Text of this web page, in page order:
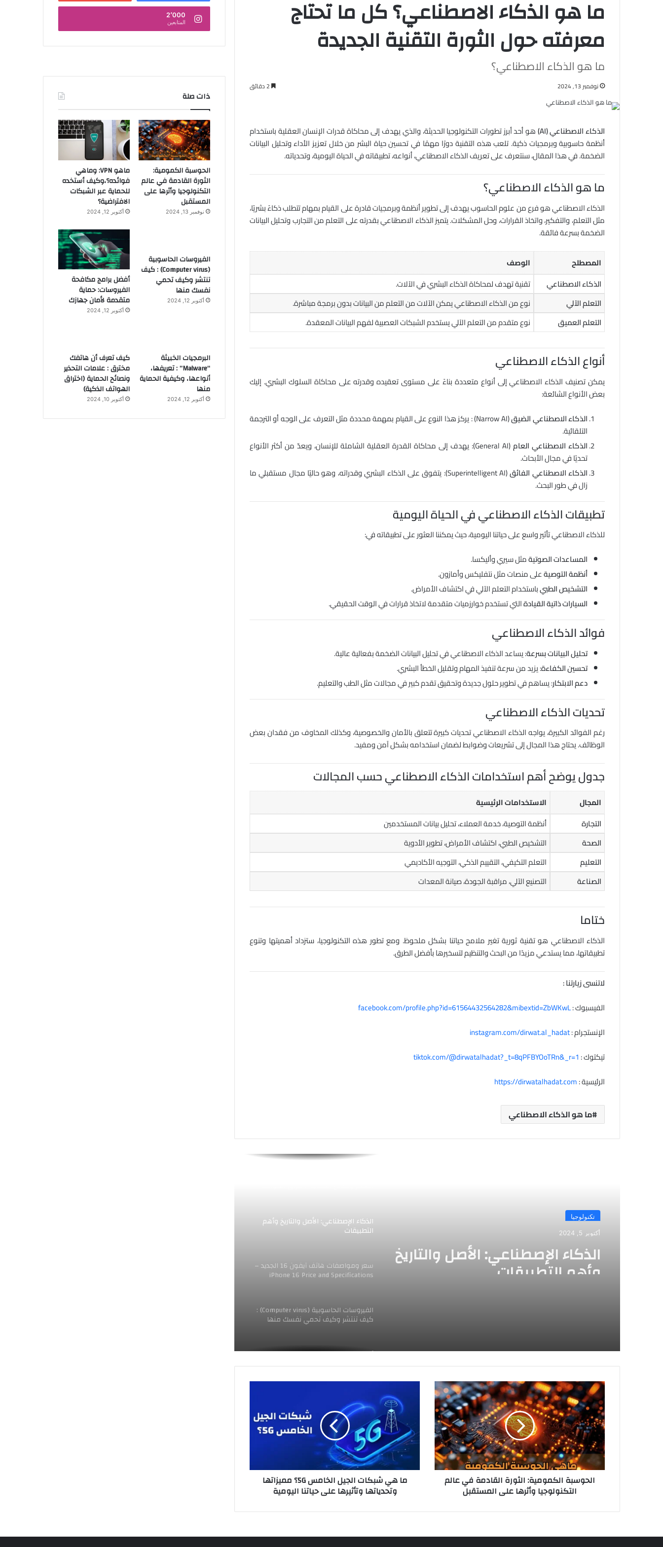
ما هو الذكاء الاصطناعي؟ كل ما تحتاج
معرفته حول الثورة التقنية الجديدة
ما هو الذكاء الاصطناعي؟
نوفمبر 13, 2024
الذكاء الاصطناعي (AI)
هو أحد أبرز تطورات التكنولوجيا الحديثة، والذي يهدف إلى محاكاة قدرات الإنسان العقلية باستخدام
أنظمة حاسوبية وبرمجيات ذكية. تلعب هذه التقنية دورًا مهمًا في تحسين حياة البشر من خلال تعزيز الأداء وتحليل البيانات
الضخمة. في هذا المقال، سنتعرف على تعريف الذكاء الاصطناعي، أنواعه، تطبيقاته في الحياة اليومية، وتحدياته.
ما هو الذكاء الاصطناعي؟
الذكاء الاصطناعي هو فرع من علوم الحاسوب يهدف إلى تطوير أنظمة وبرمجيات قادرة على القيام بمهام تتطلب ذكاءً بشريًا،
مثل التعلم، والتفكير، واتخاذ القرارات، وحل المشكلات. يتميز الذكاء الاصطناعي بقدرته على التعلم من التجارب وتحليل البيانات
الضخمة بسرعة فائقة.
المصطلح
الوصف
الذكاء الاصطناعي
تقنية تهدف لمحاكاة الذكاء البشري في الآلات.
التعلم الآلي
نوع من الذكاء الاصطناعي يمكن الآلات من التعلم من البيانات بدون برمجة مباشرة.
التعلم العميق
نوع متقدم من التعلم الآلي يستخدم الشبكات العصبية لفهم البيانات المعقدة.
أنواع الذكاء الاصطناعي
يمكن تصنيف الذكاء الاصطناعي إلى أنواع متعددة بناءً على مستوى تعقيده وقدرته على محاكاة السلوك البشري. إليك
بعض الأنواع الشائعة:
الذكاء الاصطناعي الضيق(Narrow AI) :
يركز هذا النوع على القيام بمهمة محددة مثل التعرف على الوجه أو الترجمة
التلقائية.
الذكاء الاصطناعي العام(General AI):
يهدف إلى محاكاة القدرة العقلية الشاملة للإنسان، ويعدّ من أكثر الأنواع
تحديًا في مجال الأبحاث.
الذكاء الاصطناعي الفائق(Superintelligent AI): يتفوق على الذكاء البشري وقدراته، وهو حاليًا مجال مستقبليما
زال في طور البحث.
تطبيقات الذكاء الاصطناعي في الحياة اليومية
للذكاء الاصطناعي تأثير واسع على حياتنا اليومية، حيث يمكننا العثور على تطبيقاته في:
المساعدات الصوتيةمثل سيري وأليكسا.
أنظمة التوصيةعلى منصات مثل نتفليكس وأمازون.
التشخيص الطبيباستخدام التعلم الآلي في اكتشاف الأمراض.
السيارات ذاتية القيادةالتي تستخدم خوارزميات متقدمة لاتخاذ قرارات في الوقت الحقيقي.
فوائد الذكاء الاصطناعي
تحليل البيانات بسرعة: يساعد الذكاء الاصطناعي في تحليل البيانات الضخمة بفعالية عالية.
تحسين الكفاءة: يزيد من سرعة تنفيذ المهام وتقليل الخطأ البشري.
دعم الابتكار: يساهم في تطوير حلول جديدة وتحقيق تقدم كبير في مجالات مثل الطب والتعليم.
تحديات الذكاء الاصطناعي
رغم الفوائد الكبيرة، يواجه الذكاء الاصطناعي تحديات كبيرة تتعلق بالأمان والخصوصية، وكذلك المخاوف من فقدان بعض
الوظائف. يحتاج هذا المجال إلى تشريعات وضوابط لضمان استخدامه بشكل آمن ومفيد.
جدول يوضح أهم استخدامات الذكاء الاصطناعي حسب المجالات
المجال
الاستخدامات الرئيسية
التجارة
أنظمة التوصية، خدمة العملاء، تحليل بيانات المستخدمين
الصحة
التشخيص الطبي، اكتشاف الأمراض، تطوير الأدوية
التعليم
التعلم التكيفي، التقييم الذكي، التوجيه الأكاديمي
الصناعة
التصنيع الآلي، مراقبة الجودة، صيانة المعدات
ختاما
الذكاء الاصطناعي هو تقنية ثورية تغير ملامح حياتنا بشكل ملحوظ. ومع تطور هذه التكنولوجيا، ستزداد أهميتها وتنوع
تطبيقاتها، مما يستدعي مزيدًا من البحث والتنظيم لتسخيرها بأفضل الطرق.
لاتنسى زيارتنا :
الفيسبوك :facebook.com/profile.php?id=61564432564282&mibextid=ZbWKwL
الإنستجرام :instagram.com/dirwat.al_hadat
تيكتوك : tiktok.com/@dirwatalhadat?_t=8qPFBYOoTRn&_r=1
الرئيسية :https://dirwatalhadat.com
ما هو الذكاء الاصطناعي
تكنولوجيا
أكتوبر 5, 2024
الذكاء الإصطناعي: الأصل والتاريخ
وأهم التطبيقات
متقدمة لأمان جهازك
أنواعها، وكيفية الحماية منها
كيف تعرف أن هاتفك مخترق : علامات
iPhone 16 Price and Specifications
أنواعها، وكيفية الحماية منها
الذكاء الإصطناعي: الأصل والتاريخ وأهم
التطبيقات
سعر ومواصفات هاتف آيفون 16 الجديد –
iPhone 16 Price and Specifications
الفيروسات الحاسوبية (Computer virus) :
كيف تنتشر وكيف تحمي نفسك منها
أفضل برامج مكافحة الفيروسات: حماية
متقدمة لأمان جهازك
أنواعها، وكيفية الحماية منها
كيف تعرف أن هاتفك مخترق : علامات
التحذير ونصائح الحماية (اختراق الهواتف
الذكية)
الذكاء الإصطناعي: الأصل والتاريخ وأهم
التطبيقات
ا
ل
ح
و
س
ب
ة
ا
ل
م
الحوسبة الكمومية: الثورة القادمة في عالم
التكنولوجيا وأثرها على المستقبل
ت
ي
ما هي شبكات الجيل الخامس 5G؟ مميزاتها
وتحدياتها وتأثيرها على حياتنا اليومية
2٬000
المتابعين
ذات صلة
الحوسبة الكمومية:
الثورة القادمة في عالم
التكنولوجيا وأثرها على
المستقبل
نوفمبر 13, 2024
ماهو VPN: وماهي
فوائده؟،وكيف أستخده
للحماية عبر الشبكات
الافتراضية؟
أكتوبر 12, 2024
الفيروسات الحاسوبية
(Computer virus) : كيف
تنتشر وكيف تحمي
نفسك منها
أكتوبر 12, 2024
أفضل برامج مكافحة
الفيروسات: حماية
متقدمة لأمان جهازك
أكتوبر 12, 2024
البرمجيات الخبيثة
“Malware” : تعريفها،
أنواعها، وكيفية الحماية
منها
أكتوبر 12, 2024
كيف تعرف أن هاتفك
مخترق : علامات التحذير
ونصائح الحماية (اختراق
الهواتف الذكية)
أكتوبر 10, 2024